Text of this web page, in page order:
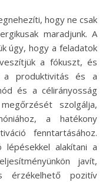
maradjunk. A
úgy, hogy a feladatok
a fókuszt, és
a produktivitás és a
és a célirányosság
szolgálja,
a hatékony
fenntartásához.
alakítani a
javít,
érzékelhető pozitív